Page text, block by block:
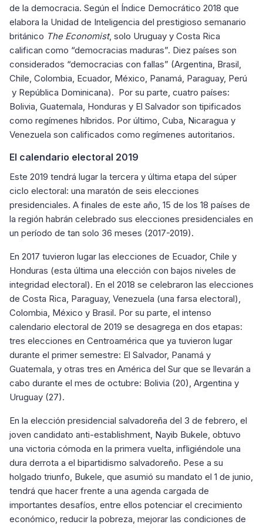
de la democracia. Según el Índice Democrático 2018 que
elabora la Unidad de Inteligencia del prestigioso semanario
británico The Economist, solo Uruguay y Costa Rica
califican como “democracias maduras”. Diez países son
considerados “democracias con fallas” (Argentina, Brasil,
Chile, Colombia, Ecuador, México, Panamá, Paraguay, Perú
y República Dominicana). Por su parte, cuatro países:
Bolivia, Guatemala, Honduras y El Salvador son tipificados
como regímenes híbridos. Por último, Cuba, Nicaragua y
Venezuela son calificados como regímenes autoritarios.
El calendario electoral 2019
Este 2019 tendrá lugar la tercera y última etapa del súper
ciclo electoral: una maratón de seis elecciones
presidenciales. A finales de este año, 15 de los 18 países de
la región habrán celebrado sus elecciones presidenciales en
un período de tan solo 36 meses (2017-2019).
En 2017 tuvieron lugar las elecciones de Ecuador, Chile y
Honduras (esta última una elección con bajos niveles de
integridad electoral). En el 2018 se celebraron las elecciones
de Costa Rica, Paraguay, Venezuela (una farsa electoral),
Colombia, México y Brasil. Por su parte, el intenso
calendario electoral de 2019 se desagrega en dos etapas:
tres elecciones en Centroamérica que ya tuvieron lugar
durante el primer semestre: El Salvador, Panamá y
Guatemala, y otras tres en América del Sur que se llevarán a
cabo durante el mes de octubre: Bolivia (20), Argentina y
Uruguay (27).
En la elección presidencial salvadoreña del 3 de febrero, el
joven candidato anti-establishment, Nayib Bukele, obtuvo
una victoria cómoda en la primera vuelta, infligiéndole una
dura derrota a el bipartidismo salvadoreño. Pese a su
holgado triunfo, Bukele, que asumió su mandato el 1 de junio,
tendrá que hacer frente a una agenda cargada de
importantes desafíos, entre ellos potenciar el crecimiento
económico, reducir la pobreza, mejorar las condiciones de